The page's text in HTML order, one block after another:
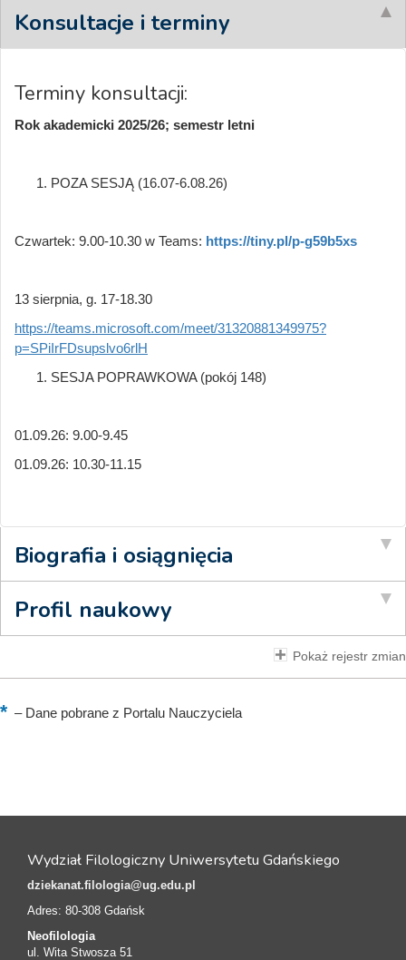
Konsultacje i terminy
Terminy konsultacji:
Rok akademicki 2025/26; semestr letni
POZA SESJĄ (16.07-6.08.26)
Czwartek: 9.00-10.30 w Teams: https://tiny.pl/p-g59b5xs
13 sierpnia, g. 17-18.30
https://teams.microsoft.com/meet/31320881349975?
p=SPiIrFDsupslvo6rlH
SESJA POPRAWKOWA (pokój 148)
01.09.26: 9.00-9.45
01.09.26: 10.30-11.15
Biografia i osiągnięcia
Profil naukowy
Pokaż rejestr zmian
–Dane pobrane z Portalu Nauczyciela
Wydział Filologiczny Uniwersytetu Gdańskiego
dziekanat.filologia@ug.edu.pl
Adres: 80-308 Gdańsk
Neofilologia
ul. Wita Stwosza 51